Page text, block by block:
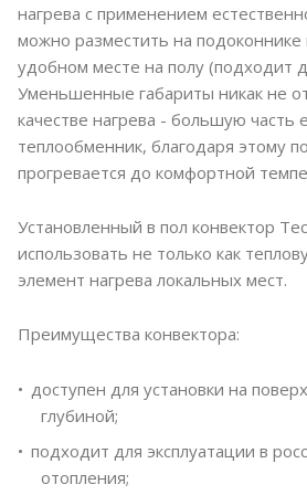
нагрева с применением
можно разместить на
удобном месте на полу (подходит
Уменьшенные габариты никак не
качестве нагрева - большую часть
теплообменник, благодаря этому
прогревается до комфортной
Установленный в пол конвектор
использовать не только как
элемент нагрева локальных мест.
Преимущества конвектора:
доступен для установки на
глубиной;
подходит для эксплуатации в
отопления;